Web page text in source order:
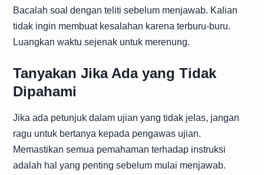
Bacalah soal dengan teliti sebelum menjawab. Kalian
tidak ingin membuat kesalahan karena terburu-buru.
Luangkan waktu sejenak untuk merenung.
Tanyakan Jika Ada yang Tidak
Dipahami
Jika ada petunjuk dalam ujian yang tidak jelas, jangan
ragu untuk bertanya kepada pengawas ujian.
Memastikan semua pemahaman terhadap instruksi
adalah hal yang penting sebelum mulai menjawab.